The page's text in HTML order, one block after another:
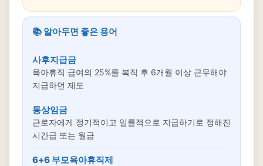
📚 알아두면 좋은 용어
사후지급금
육아휴직 급여의 25%를 복직 후 6개월 이상 근무해야
지급하던 제도
통상임금
근로자에게 정기적이고 일률적으로 지급하기로 정해진
시간급 또는 월급
6+6 부모육아휴직제